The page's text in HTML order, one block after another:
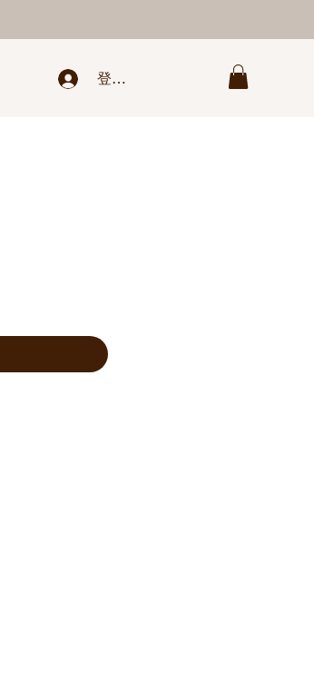
登录/新注册